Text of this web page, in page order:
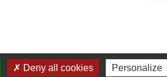
Deny all cookies Personalize